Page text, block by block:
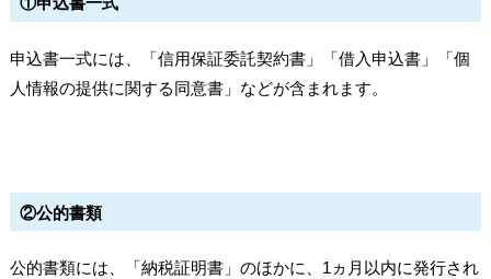
申込書一式には、「信用保証委託契約書」「借入申込書」「個
人情報の提供に関する同意書」などが含まれます。
②公的書類
公的書類には、「納税証明書」のほかに、1ヵ月以内に発行され